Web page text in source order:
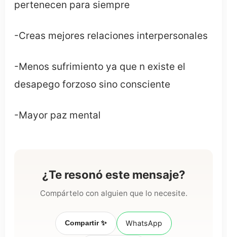
pertenecen para siempre
-Creas mejores relaciones interpersonales
-Menos sufrimiento ya que n existe el
desapego forzoso sino consciente
-Mayor paz mental
¿Te resonó este mensaje?
Compártelo con alguien que lo necesite.
Compartir ✨ WhatsApp